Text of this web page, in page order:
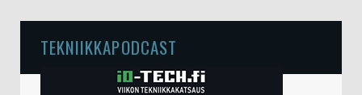
TEKNIIKKAPODCAST